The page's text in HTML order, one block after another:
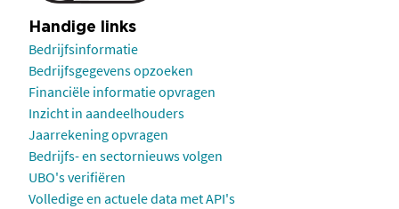
Handige links
Bedrijfsinformatie
Bedrijfsgegevens opzoeken
Financiële informatie opvragen
Inzicht in aandeelhouders
Jaarrekening opvragen
Bedrijfs- en sectornieuws volgen
UBO's verifiëren
Volledige en actuele data met API's